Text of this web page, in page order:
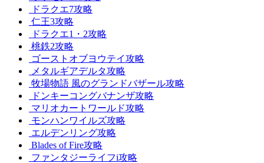
ドラクエ7攻略
仁王3攻略
ドラクエ1・2攻略
桃鉄2攻略
ゴーストオブヨウテイ攻略
メタルギアデルタ攻略
牧場物語 風のグランドバザール攻略
ドンキーコングバナンザ攻略
マリオカートワールド攻略
モンハンワイルズ攻略
エルデンリング攻略
Blades of Fire攻略
ファンタジーライフi攻略